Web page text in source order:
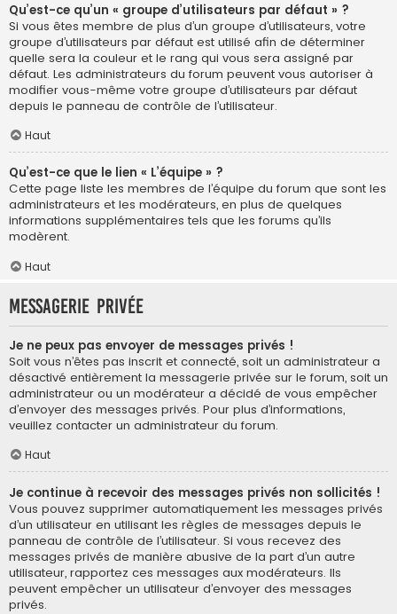
Qu’est-ce qu’un « groupe d’utilisateurs par défaut » ?
Si vous êtes membre de plus d’un groupe d’utilisateurs, votre
groupe d’utilisateurs par défaut est utilisé afin de déterminer
quelle sera la couleur et le rang qui vous sera assigné par
défaut. Les administrateurs du forum peuvent vous autoriser à
modifier vous-même votre groupe d’utilisateurs par défaut
depuis le panneau de contrôle de l’utilisateur.
Haut
Qu’est-ce que le lien « L’équipe » ?
Cette page liste les membres de l’équipe du forum que sont les
administrateurs et les modérateurs, en plus de quelques
informations supplémentaires tels que les forums qu’ils
modèrent.
Haut
Messagerie privée
Je ne peux pas envoyer de messages privés !
Soit vous n’êtes pas inscrit et connecté, soit un administrateur a
désactivé entièrement la messagerie privée sur le forum, soit un
administrateur ou un modérateur a décidé de vous empêcher
d’envoyer des messages privés. Pour plus d’informations,
veuillez contacter un administrateur du forum.
Haut
Je continue à recevoir des messages privés non sollicités !
Vous pouvez supprimer automatiquement les messages privés
d’un utilisateur en utilisant les règles de messages depuis le
panneau de contrôle de l’utilisateur. Si vous recevez des
messages privés de manière abusive de la part d’un autre
utilisateur, rapportez ces messages aux modérateurs. Ils
peuvent empêcher un utilisateur d’envoyer des messages
privés.